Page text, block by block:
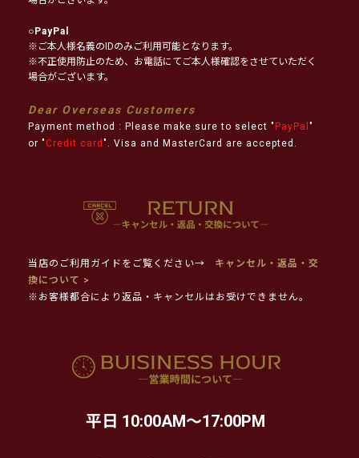
○PayPal
※ご本人様名義のIDのみご利用可能となります。
※不正使用防止のため、お電話にてご本人様確認をさせていただく
場合がございます。
Dear Overseas Customers
Payment method : Please make sure to select " PayPal "
or " Credit card ". Visa and MasterCard are accepted.
当店のご利用ガイドをご覧ください→
キャンセル・返品・交
換について >
※お客様都合により返品・キャンセルはお受けできません。
平日 10:00AM～17:00PM